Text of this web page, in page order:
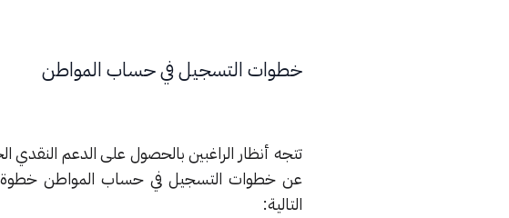
خطوات التسجيل في حساب المواطن
تتجه أنظار الراغبين بالحصول على الدعم
عن خطوات التسجيل في حساب المواطن خطوة
التالية: